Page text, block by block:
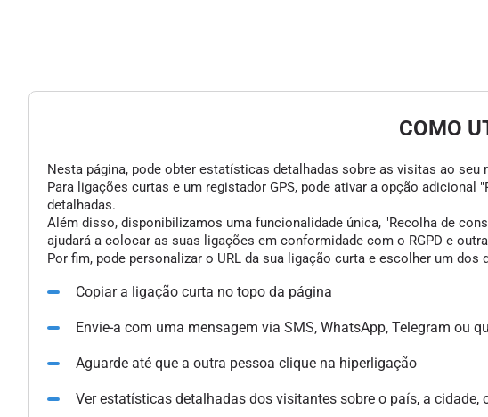
COMO
Nesta página, pode obter estatísticas detalhadas sobre as visitas ao
Para ligações curtas e um registador GPS, pode ativar a opção
detalhadas.
Além disso, disponibilizamos uma funcionalidade única, "Recolha de
ajudará a colocar as suas ligações em conformidade com o RGPD e
Por fim, pode personalizar o URL da sua ligação curta e escolher um
Copiar a ligação curta no topo da página
Envie-a com uma mensagem via SMS, WhatsApp, Telegram ou
Aguarde até que a outra pessoa clique na hiperligação
Ver estatísticas detalhadas dos visitantes sobre o país, a cidade,